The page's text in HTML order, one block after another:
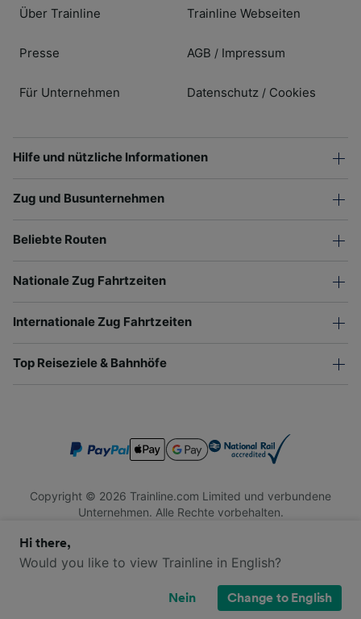
Über Trainline
Presse
Für Unternehmen
Trainline Webseiten
AGB / Impressum
Datenschutz / Cookies
Hilfe und nützliche Informationen
Zug und Busunternehmen
Beliebte Routen
Nationale Zug Fahrtzeiten
Internationale Zug Fahrtzeiten
Top Reiseziele & Bahnhöfe
Copyright © 2026 Trainline.com Limited und verbundene
Unternehmen. Alle Rechte vorbehalten.
Firmennummer 3846791. Registrierte Adresse: 1 Stonecutter
St, London EC4A 4AH, United Kingdom. USt-IdNr.: 791 7261
Hi there,
Would you like to view Trainline in English?
Nein Change to English